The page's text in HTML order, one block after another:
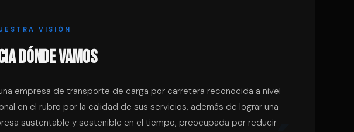
VISIÓN
DÓNDE VAMOS
empresa de transporte de carga por carretera reconocida a nivel
en el rubro por la calidad de sus servicios, además de lograr una
sustentable y sostenible en el tiempo, preocupada por reducir